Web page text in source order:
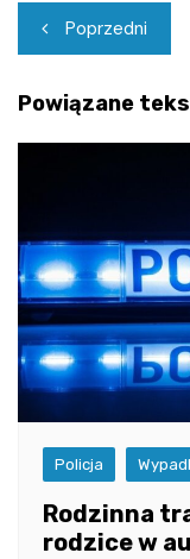
Nawigacja
wpisu
Poprzedni
Powiązane
Policja
Rodzinna
rodzice w